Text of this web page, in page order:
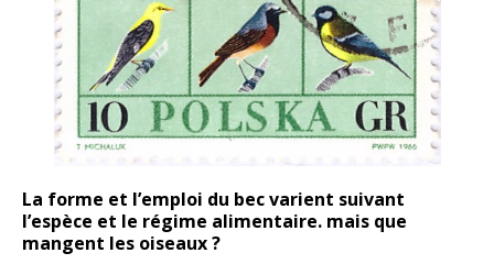
La forme et l’emploi du bec varient suivant
l’espèce et le régime alimentaire. mais que
mangent les oiseaux ?